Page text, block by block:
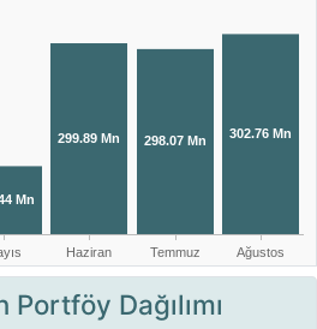
Portföy Dağılımı